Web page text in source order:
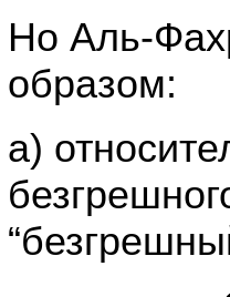
Но Аль-
образом:
а)